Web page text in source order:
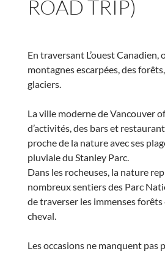
ROAD TRIP)
En traversant L’ouest Canadien,
montagnes escarpées, des
glaciers.
La ville moderne de Vancouver
d’activités, des bars et
proche de la nature avec ses
pluviale du Stanley Parc.
Dans les rocheuses, la nature
nombreux sentiers des Parc
de traverser les immenses
cheval.
Les occasions ne manquent pas